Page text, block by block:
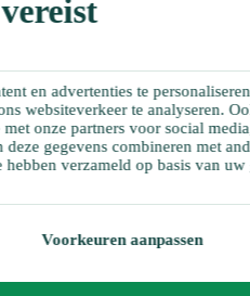
en advertenties te
websiteverkeer te analyseren.
onze partners voor social
deze gegevens combineren met
hebben verzameld op basis van
Voorkeuren aanpassen